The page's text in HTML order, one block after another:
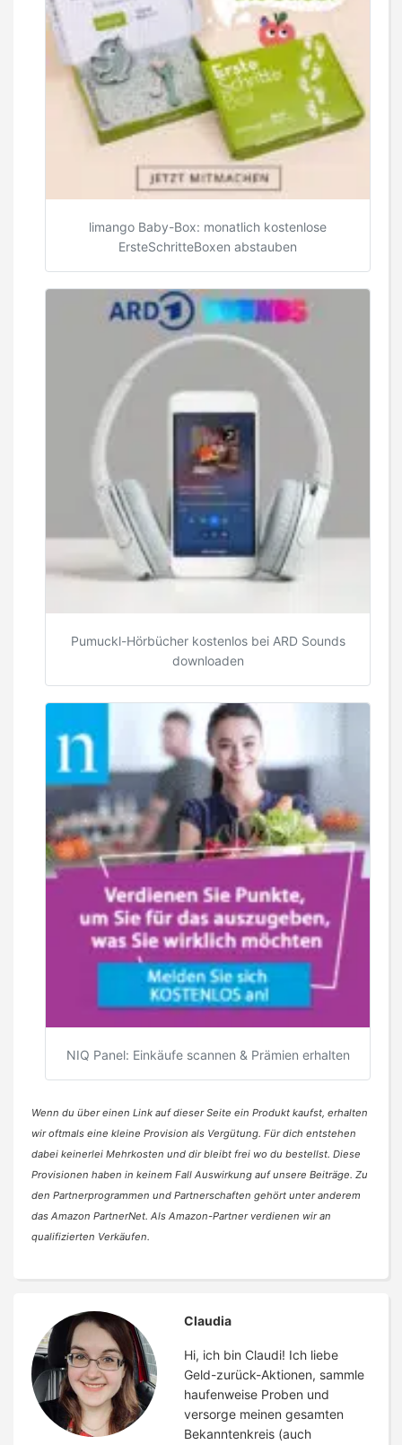
limango Baby-Box: monatlich kostenlose
ErsteSchritteBoxen abstauben
Pumuckl-Hörbücher kostenlos bei ARD Sounds
downloaden
NIQ Panel: Einkäufe scannen & Prämien erhalten
Wenn du über einen Link auf dieser Seite ein Produkt kaufst, erhalten
wir oftmals eine kleine Provision als Vergütung. Für dich entstehen
dabei keinerlei Mehrkosten und dir bleibt frei wo du bestellst. Diese
Provisionen haben in keinem Fall Auswirkung auf unsere Beiträge. Zu
den Partnerprogrammen und Partnerschaften gehört unter anderem
das Amazon PartnerNet. Als Amazon-Partner verdienen wir an
qualifizierten Verkäufen.
Claudia
Hi, ich bin Claudi! Ich liebe
Geld-zurück-Aktionen, sammle
haufenweise Proben und
versorge meinen gesamten
Bekanntenkreis (auch